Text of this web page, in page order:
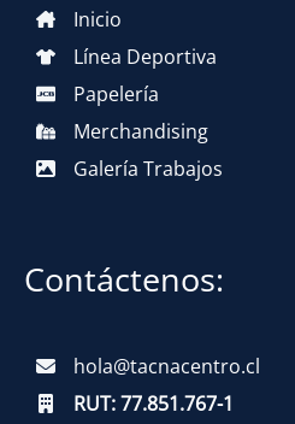
Inicio
Línea Deportiva
Papelería
Merchandising
Galería Trabajos
Contáctenos:
hola@tacnacentro.cl
RUT:77.851.767-1